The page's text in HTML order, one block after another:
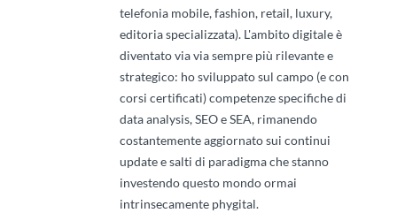
telefonia mobile, fashion, retail, luxury,
editoria specializzata). L'ambito digitale è
diventato via via sempre più rilevante e
strategico: ho sviluppato sul campo (e con
corsi certificati) competenze specifiche di
data analysis, SEO e SEA, rimanendo
costantemente aggiornato sui continui
update e salti di paradigma che stanno
investendo questo mondo ormai
intrinsecamente phygital.